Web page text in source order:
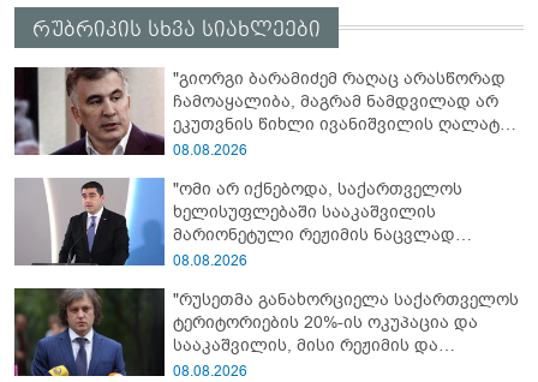
რუბრიკის სხვა სიახლეები
"გიორგი ბარამიძემ რაღაც არასწორად
ჩამოაყალიბა, მაგრამ ნამდვილად არ
ეკუთვნის წიხლი ივანიშვილის ღალატზე
დაფუძნებული დიქტატურის
მსმენია ქართველების მიერ ტყვეების
დახვრეტაზე"
08.08.2026
"ომი არ იქნებოდა, საქართველოს
ხელისუფლებაში სააკაშვილის
მარიონეტული რეჟიმის ნაცვლად
„ქართული ოცნების“ მსგავსი
2008 წლის ომი თუ არ იქნებოდა, დიდი
ალბათობით, არც უკრაინის ომი
იქნებოდა"
08.08.2026
"რუსეთმა განახორციელა საქართველოს
ტერიტორიების 20%-ის ოკუპაცია და
სააკაშვილის, მისი რეჟიმის და
„ნაცმოძრაობის“ ღალატი ვერანაირად
08.08.2026